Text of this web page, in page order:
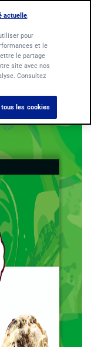
actuelle
pour
et le
le partage
site avec nos
Consultez
les cookies